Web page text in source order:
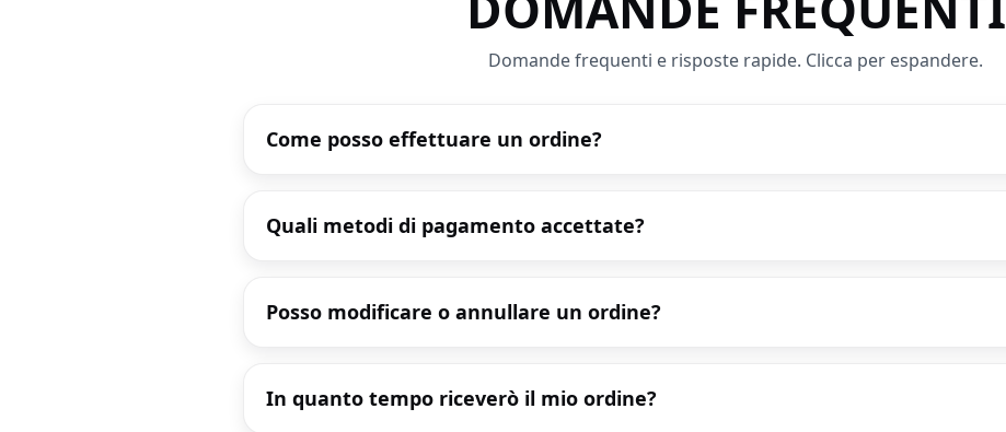
Domande frequenti e risposte rapide. Clicca per espandere.
Come posso effettuare un ordine?
Quali metodi di pagamento accettate?
Posso modificare o annullare un ordine?
In quanto tempo riceverò il mio ordine?